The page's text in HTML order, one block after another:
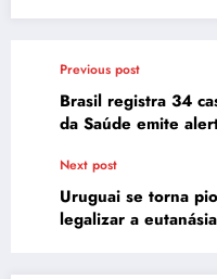
Previous post
Brasil registra 34
da Saúde emite
Next post
Uruguai se torna
legalizar a eutanásia